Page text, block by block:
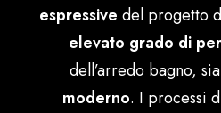
Ελληνικά
espressive del progetto
elevato grado di
dell’arredo bagno,
moderno. I processi